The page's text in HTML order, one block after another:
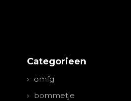
Categorieen
omfg
bommetje